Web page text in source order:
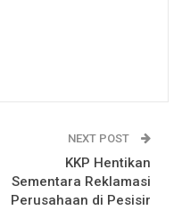
NEXT POST
KKP Hentikan
Sementara Reklamasi
Perusahaan di Pesisir